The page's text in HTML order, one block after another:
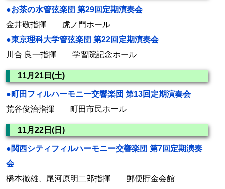
●お茶の水管弦楽団 第29回定期演奏会
金井敬指揮 虎ノ門ホール
●東京理科大学管弦楽団 第22回定期演奏会
川合 良一指揮 学習院記念ホール
11月21日(土)
●町田フィルハーモニー交響楽団 第13回定期演奏会
荒谷俊治指揮 町田市民ホール
11月22日(日)
●関西シティフィルハーモニー交響楽団 第7回定期演奏
会
橋本徹雄、尾河原明二郎指揮 郵便貯金会館